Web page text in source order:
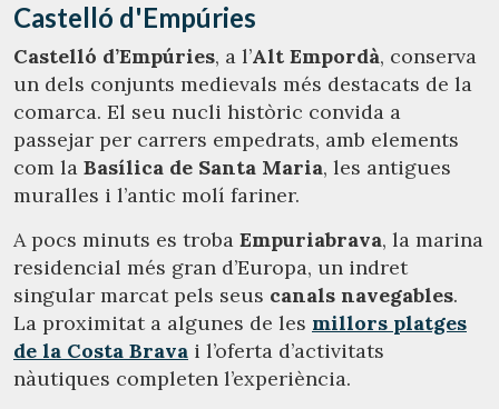
Castelló d'Empúries
Castelló d’Empúries, a l’Alt Empordà, conserva
un dels conjunts medievals més destacats de la
comarca. El seu nucli històric convida a
passejar per carrers empedrats, amb elements
com la Basílica de Santa Maria, les antigues
muralles i l’antic molí fariner.
A pocs minuts es troba Empuriabrava, la marina
residencial més gran d’Europa, un indret
singular marcat pels seus canals navegables.
La proximitat a algunes de les millors platges
de la Costa Brava i l’oferta d’activitats
nàutiques completen l’experiència.